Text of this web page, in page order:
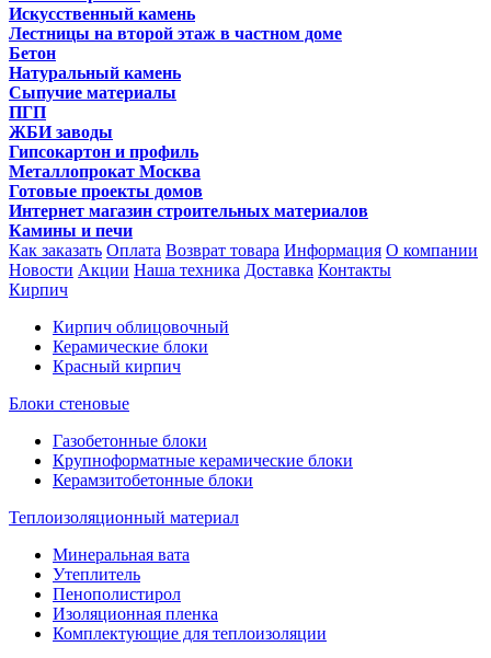
Искусственный камень
Лестницы на второй этаж в частном доме
Бетон
Натуральный камень
Сыпучие материалы
ПГП
ЖБИ заводы
Гипсокартон и профиль
Металлопрокат Москва
Готовые проекты домов
Интернет магазин строительных материалов
Камины и печи
Как заказать Оплата Возврат товара Информация О компании
Новости Акции Наша техника Доставка Контакты
Кирпич
Кирпич облицовочный
Керамические блоки
Красный кирпич
Блоки стеновые
Газобетонные блоки
Крупноформатные керамические блоки
Керамзитобетонные блоки
Теплоизоляционный материал
Минеральная вата
Утеплитель
Пенополистирол
Изоляционная пленка
Комплектующие для теплоизоляции